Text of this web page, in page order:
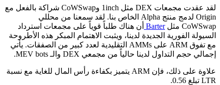
لقد عقدت مجمعات DEX مثل 1inch وCoWSwap شراكة بالفعل مع
Origin لدمج منتج Alpha الخاص بنا. لقد سمعنا من محللي
CoWSwap مثل
Barter أن هناك طلباً قوياً على مجمعات استرداد
السيولة الفورية الجديدة لدينا، ويثبت الاهتمام المبكر هذه الأطروحة
مع تفوق ARM على AMMs التقليدية لعدد كبير من الصفقات. يأتي
إجمالي حجم التداول لدينا حالياً من مجمعي DEX والـ MEV bots.
علاوة على ذلك، فإن ARM يتميز بكفاءة رأس المال للغاية مع نسبة
LTR تبلغ 0.56.